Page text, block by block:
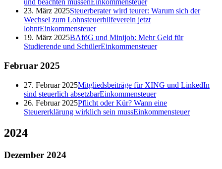
und beachten müssen Einkommensteuer
23. März 2025Steuerberater wird teurer: Warum sich der
Wechsel zum Lohnsteuerhilfeverein jetzt
lohntEinkommensteuer
19. März 2025BAföG und Minijob: Mehr Geld für
Studierende und SchülerEinkommensteuer
Februar 2025
27. Februar 2025Mitgliedsbeiträge für XING und LinkedIn
sind steuerlich absetzbarEinkommensteuer
26. Februar 2025Pflicht oder Kür? Wann eine
Steuererklärung wirklich sein mussEinkommensteuer
2024
Dezember 2024